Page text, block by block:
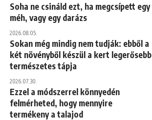
Soha ne csináld ezt, ha megcsípett egy
méh, vagy egy darázs
2026.08.05.
Sokan még mindig nem tudják: ebből a
két növényből készül a kert legerősebb
természetes tápja
2026.07.30.
Ezzel a módszerrel könnyedén
felmérheted, hogy mennyire
termékeny a talajod